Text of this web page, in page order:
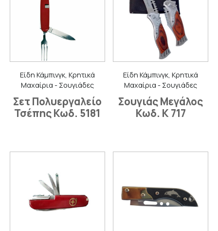
Είδη Κάμπινγκ, Κρητικά
Μαχαίρια - Σουγιάδες
Σετ Πολυεργαλείο
Τσέπης Κωδ. 5181
Είδη Κάμπινγκ, Κρητικά
Μαχαίρια - Σουγιάδες
Σουγιάς Μεγάλος
Κωδ. Κ 717